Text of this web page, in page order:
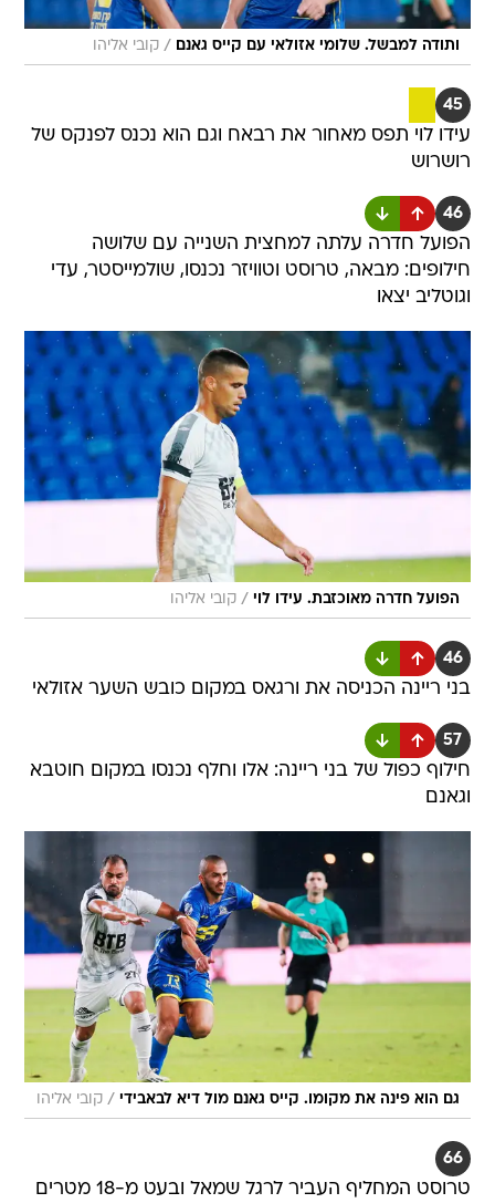
ותודה למבשל. שלומי אזולאי עם קייס גאנם / קובי אליהו
45
עידו לוי תפס מאחור את רבאח וגם הוא נכנס לפנקס של
רושרוש
46
הפועל חדרה עלתה למחצית השנייה עם שלושה
חילופים: מבאה, טרוסט וטוויזר נכנסו, שולמייסטר, עדי
וגוטליב יצאו
הפועל חדרה מאוכזבת. עידו לוי / קובי אליהו
46
בני ריינה הכניסה את ורגאס במקום כובש השער אזולאי
57
חילוף כפול של בני ריינה: אלו וחלף נכנסו במקום חוטבא
וגאנם
גם הוא פינה את מקומו. קייס גאנם מול דיא לבאבידי / קובי אליהו
66
טרוסט המחליף העביר לרגל שמאל ובעט מ-18 מטרים